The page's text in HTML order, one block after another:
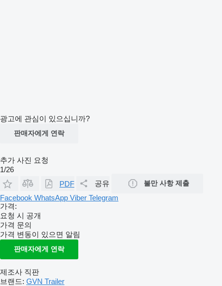
광고에 관심이 있으십니까?
판매자에게 연락
추가 사진 요청
1/26
PDF
공유 불만 사항 제출
Facebook WhatsApp Viber Telegram
가격:
요청 시 공개
가격 문의
가격 변동이 있으면 알림
판매자에게 연락
제조사 직판
브랜드: GVN Trailer